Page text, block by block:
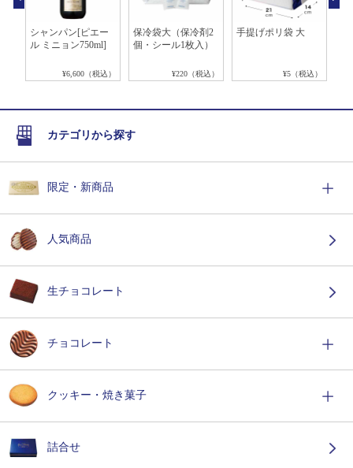
シャンパン[ピエー
ル ミニョン750ml]
¥6,600（税込）
保冷袋大（保冷剤2
個・シール1枚入）
¥220（税込）
手提げポリ袋 大
¥5（税込）
カテゴリから探す
限定・新商品
人気商品
生チョコレート
チョコレート
クッキー・焼き菓子
詰合せ